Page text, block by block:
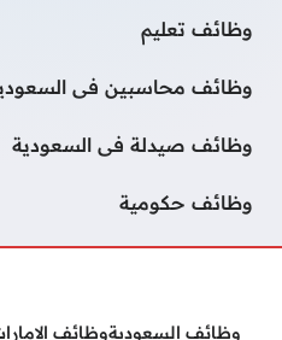
وظائف تعليم
وظائف محاسبين فى
وظائف صيدلة فى السعودية
وظائف حكومية
وظائف السعوديةوظائف